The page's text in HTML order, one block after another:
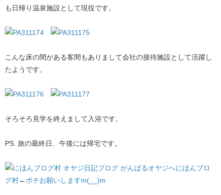
も日帰り温泉施設として現役です。
こんな床の間がある客間もありまして会社の接待施設として活躍し
たようです。
そろそろ見学を終えまして入浴です。
PS. 旅の最終日、午後には帰宅です。
にほんブロ
グ村←ポチお願いしますm(__)m